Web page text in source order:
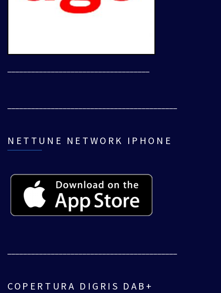
NETTUNE NETWORK IPHONE
COPERTURA DIGRIS DAB+